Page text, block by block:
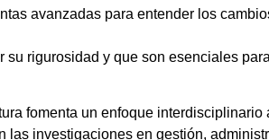
avanzadas para entender los
rigurosidad y que son esenciales
fomenta un enfoque interdisciplinario
las investigaciones en gestión,